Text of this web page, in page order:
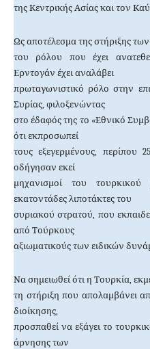
της Κεντρικής Ασίας και τον
Ως αποτέλεσμα της στήριξης
του ρόλου που έχει
Ερντογάν έχει αναλάβει
πρωταγωνιστικό ρόλο στην
Συρίας, φιλοξενώντας
στο έδαφός της το «Εθνικό
ότι εκπροσωπεί
τους εξεγερμένους, περίπου
οδήγησαν εκεί
μηχανισμοί του
εκατοντάδες λιποτάκτες του
συριακού στρατού, που
από Τούρκους
αξιωματικούς των ειδικών
Να σημειωθεί ότι η Τουρκία,
τη στήριξη που απολαμβάνει
διοίκησης,
προσπαθεί να εξάγει το
άρνησης των